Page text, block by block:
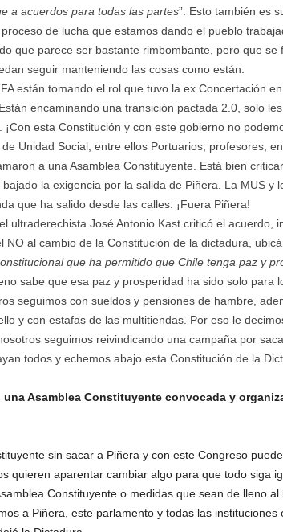
a acuerdos para todas las partes”. Esto también es
de lucha que estamos dando el pueblo
que parece ser bastante rimbombante, pero que se
seguir manteniendo las cosas como están.
están tomando el rol que tuvo la ex Concertación
encaminando una transición pactada 2.0, solo
¡Con esta Constitución y con este gobierno no
Unidad Social, entre ellos Portuarios, profesores,
a una Asamblea Constituyente. Está bien
la exigencia por la salida de Piñera. La MUS y
que ha salido desde las calles: ¡Fuera Piñera!
ultraderechista José Antonio Kast criticó el acuerdo,
NO al cambio de la Constitución de la dictadura,
que ha permitido que Chile tenga paz y
sabe que esa paz y prosperidad ha sido solo para
seguimos con sueldos y pensiones de hambre,
y con estafas de las multitiendas. Por eso le
seguimos reivindicando una campaña por
todos y echemos abajo esta Constitución de la
una Asamblea Constituyente convocada y
sin sacar a Piñera y con este Congreso
quieren aparentar cambiar algo para que todo siga
Constituyente o medidas que sean de lleno al
a Piñera, este parlamento y todas las instituciones